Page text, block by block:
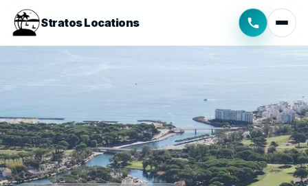
Stratos Locations